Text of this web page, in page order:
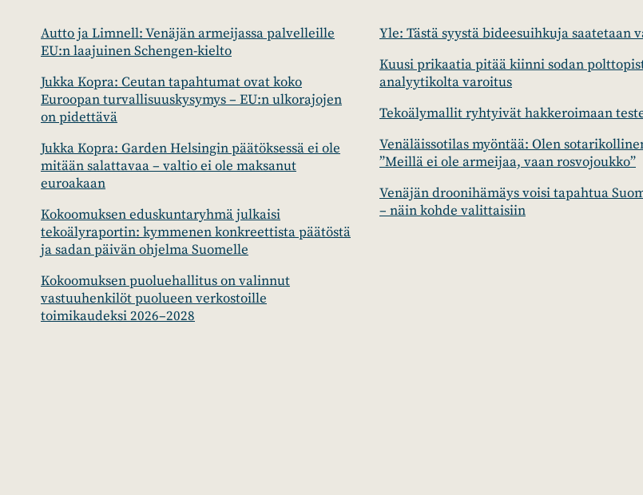
Autto ja Limnell: Venäjän armeijassa palvelleille
EU:n laajuinen Schengen-kielto
Jukka Kopra: Ceutan tapahtumat ovat koko
Euroopan turvallisuuskysymys – EU:n ulkorajojen
on pidettävä
Jukka Kopra: Garden Helsingin päätöksessä ei ole
mitään salattavaa – valtio ei ole maksanut
euroakaan
Kokoomuksen eduskuntaryhmä julkaisi
tekoälyraportin: kymmenen konkreettista päätöstä
ja sadan päivän ohjelma Suomelle
Kokoomuksen puoluehallitus on valinnut
vastuuhenkilöt puolueen verkostoille
toimikaudeksi 2026–2028
Yle: Tästä syystä bideesuihkuja saatetaan
Kuusi prikaatia pitää kiinni sodan
analyytikolta varoitus
Tekoälymallit ryhtyivät hakkeroimaan
Venäläissotilas myöntää: Olen
”Meillä ei ole armeijaa, vaan rosvojoukko”
Venäjän droonihämäys voisi tapahtua
– näin kohde valittaisiin